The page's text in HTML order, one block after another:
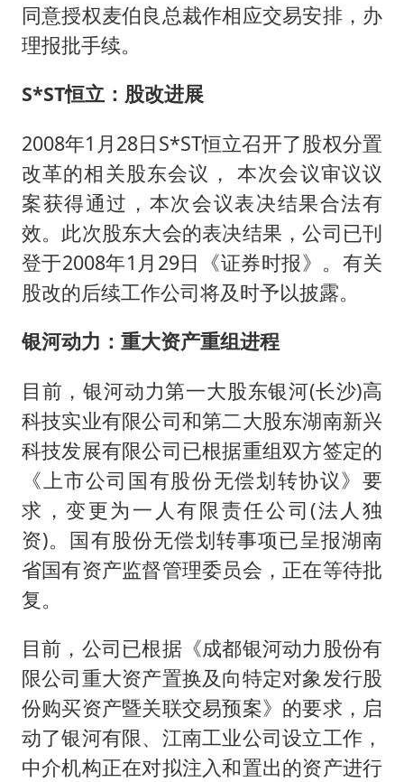
同意授权麦伯良总裁作相应交易安排，办
理报批手续。
S*ST恒立：股改进展
2008年1月28日S*ST恒立召开了股权分置
改革的相关股东会议， 本次会议审议议
案获得通过，本次会议表决结果合法有
效。此次股东大会的表决结果，公司已刊
登于2008年1月29日《证券时报》。有关
股改的后续工作公司将及时予以披露。
银河动力：重大资产重组进程
目前，银河动力第一大股东银河(长沙)高
科技实业有限公司和第二大股东湖南新兴
科技发展有限公司已根据重组双方签定的
《上市公司国有股份无偿划转协议》要
求，变更为一人有限责任公司(法人独
资)。国有股份无偿划转事项已呈报湖南
省国有资产监督管理委员会，正在等待批
复。
目前，公司已根据《成都银河动力股份有
限公司重大资产置换及向特定对象发行股
份购买资产暨关联交易预案》的要求，启
动了银河有限、江南工业公司设立工作，
中介机构正在对拟注入和置出的资产进行